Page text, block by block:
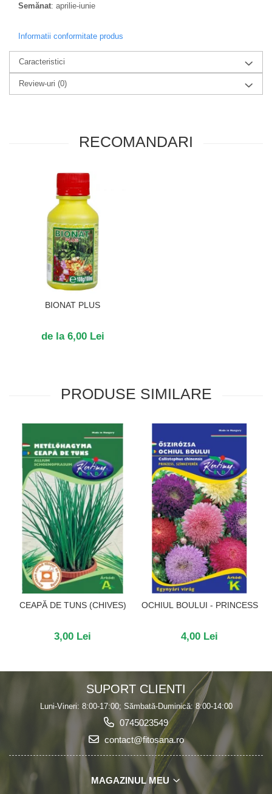
Semănat: aprilie-iunie
Informatii conformitate produs
Caracteristici
Review-uri (0)
RECOMANDARI
BIONAT PLUS
de la 6,00 Lei
PRODUSE SIMILARE
CEAPĂ DE TUNS (CHIVES)
3,00 Lei
OCHIUL BOULUI - PRINCESS
4,00 Lei
SUPORT CLIENTI
Luni-Vineri: 8:00-17:00; Sămbată-Duminică: 8:00-14:00
0745023549
contact@fitosana.ro
MAGAZINUL MEU